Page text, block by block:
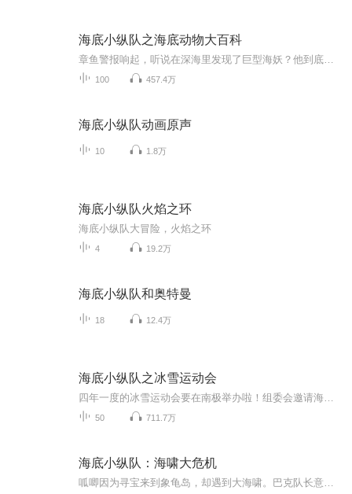
海底小纵队之海底动物大百科
100 457.4万
海底小纵队动画原声
10 1.8万
海底小纵队火焰之环
海底小纵队大冒险，火焰之环
4 19.2万
海底小纵队和奥特曼
18 12.4万
海底小纵队之冰雪运动会
50 711.7万
海底小纵队：海啸大危机